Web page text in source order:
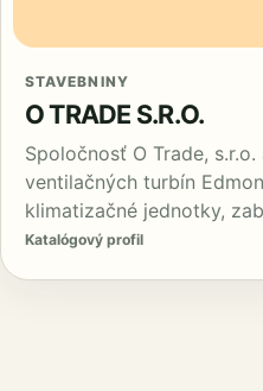
STAVEBNINY
O TRADE S.R.O.
Spoločnosť O Trade,
ventilačných turbín
klimatizačné jednotky,
Katalógový profil